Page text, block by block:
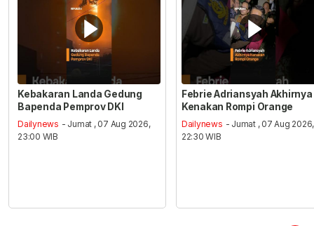
Kebakaran Landa Gedung
Bapenda Pemprov DKI
Dailynews - Jumat , 07 Aug 2026,
23:00 WIB
Febrie Adriansyah Akhirnya
Kenakan Rompi Orange
Dailynews - Jumat , 07 Aug 2026,
22:30 WIB